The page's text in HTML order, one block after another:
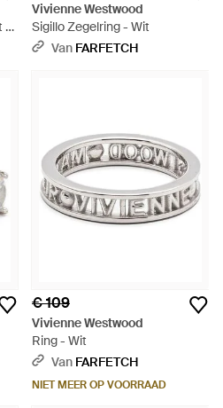
-
Vivienne Westwood
Sigillo Zegelring - Wit
Van FARFETCH
€ 109
Vivienne Westwood
Ring - Wit
Van FARFETCH
NIET MEER OP VOORRAAD